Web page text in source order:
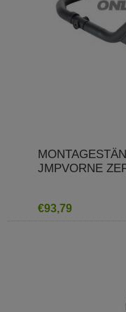
JMPVORNE
€93,79